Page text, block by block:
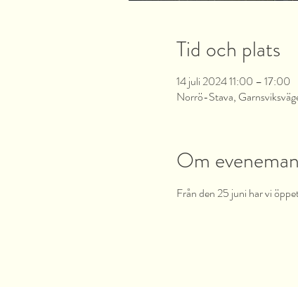
Tid och plats
14 juli 2024 11:00 – 17:00
Norrö-Stava,
Om
Från den 25 juni har vi